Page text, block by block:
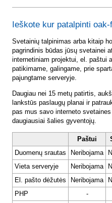
Ieškote kur patalpinti
Svetainių talpinimas arba kitaip
pagrindinis būdas jūsų svetainei
internetiniam projektui, el. paštui
patikimame, galingame, prie
pajungtame serveryje.
Daugiau nei 15 metų patirtis,
lankstūs paslaugų planai ir
pas mus savo interneto
daugiausiai šalies gyventojų.
Paštui
Duomenų srautas
Neribojama
Vieta serveryje
Neribojama
El. pašto dėžutės
Neribojama
PHP
-